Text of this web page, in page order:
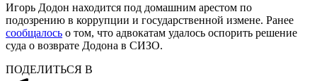
Игорь Додон находится под домашним арестом по
подозрению в коррупции и государственной измене. Ранее
сообщалось о том, что адвокатам удалось оспорить решение
суда о возврате Додона в СИЗО.
ПОДЕЛИТЬСЯ В